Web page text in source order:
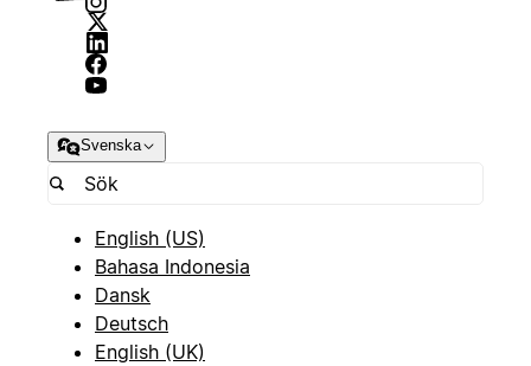
Svenska
English (US)
Bahasa Indonesia
Dansk
Deutsch
English (UK)